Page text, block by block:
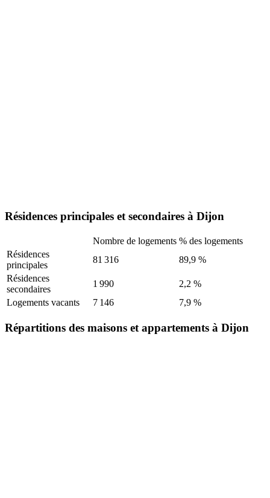
Résidences principales et secondaires à Dijon
Nombre de logements % des logements
Résidences
principales
81 316
89,9 %
Résidences
secondaires
1 990
2,2 %
Logements vacants
7 146 7,9 %
Répartitions des maisons et appartements à Dijon